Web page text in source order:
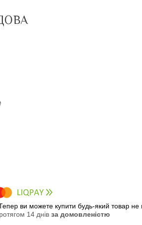
ви можете купити будь-який товар не
14 днів за домовленістю